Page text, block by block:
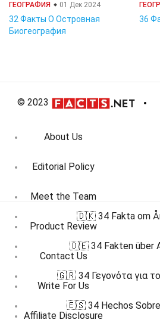
ГЕОГРАФИЯ 01 Дек 2024
32 Факты О Островная
Биогеография
36
© 2023
About Us
Editorial Policy
Meet the Team
Product Review
Contact Us
Write For Us
Affiliate Disclosure
🇩🇰 34 Fakta om
🇩🇪 34 Fakten über
🇬🇷 34 Γεγονότα για
🇪🇸 34 Hechos